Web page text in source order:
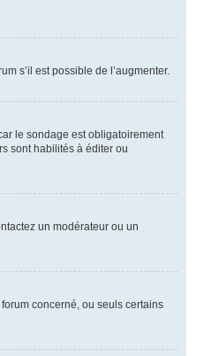
s’il est possible de l’augmenter.
le sondage est obligatoirement
sont habilités à éditer ou
un modérateur ou un
concerné, ou seuls certains